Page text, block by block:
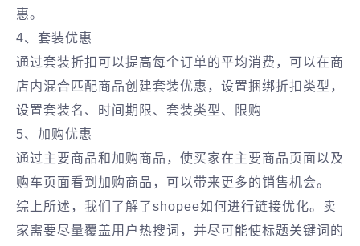
惠。
4、套装优惠
通过套装折扣可以提高每个订单的平均消费，可以在商
店内混合匹配商品创建套装优惠，设置捆绑折扣类型，
设置套装名、时间期限、套装类型、限购
5、加购优惠
通过主要商品和加购商品，使买家在主要商品页面以及
购车页面看到加购商品，可以带来更多的销售机会。
综上所述，我们了解了shopee如何进行链接优化。卖
家需要尽量覆盖用户热搜词，并尽可能使标题关键词的